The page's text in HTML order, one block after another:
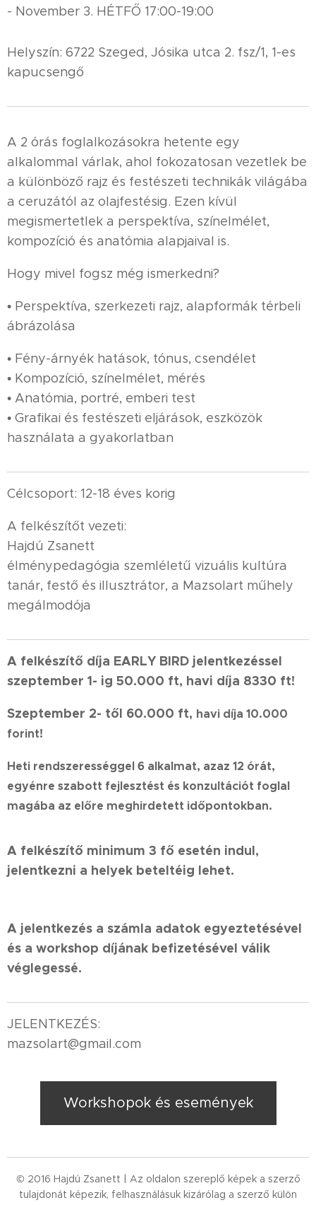
- November 3. HÉTFŐ 17:00-19:00
Helyszín: 6722 Szeged, Jósika utca 2. fsz/1, 1-es
kapucsengő
A 2 órás foglalkozásokra hetente egy
alkalommal várlak, ahol fokozatosan vezetlek be
a különböző rajz és festészeti technikák világába
a ceruzától az olajfestésig. Ezen kívül
megismertetlek a perspektíva, színelmélet,
kompozíció és anatómia alapjaival is.
Hogy mivel fogsz még ismerkedni?
• Perspektíva, szerkezeti rajz, alapformák térbeli
ábrázolása
• Fény-árnyék hatások, tónus, csendélet
• Kompozíció, színelmélet, mérés
• Anatómia, portré, emberi test
• Grafikai és festészeti eljárások, eszközök
használata a gyakorlatban
Célcsoport: 12-18 éves korig
A felkészítőt vezeti:
Hajdú Zsanett
élménypedagógia szemléletű vizuális kultúra
tanár, festő és illusztrátor, a Mazsolart műhely
megálmodója
A felkészítő díja EARLY BIRD jelentkezéssel
szeptember 1- ig 50.000 ft, havi díja 8330 ft!
Szeptember 2- től 60.000 ft, havi díja 10.000
forint!
Heti rendszerességgel 6 alkalmat, azaz 12 órát,
egyénre szabott fejlesztést és konzultációt foglal
magába az előre meghirdetett időpontokban.
A felkészítő minimum 3 fő esetén indul,
jelentkezni a helyek beteltéig lehet.
A jelentkezés a számla adatok egyeztetésével
és a workshop díjának befizetésével válik
véglegessé.
JELENTKEZÉS:
mazsolart@gmail.com
Workshopok és események
© 2016 Hajdú Zsanett | Az oldalon szereplő képek a szerző
tulajdonát képezik, felhasználásuk kizárólag a szerző külön